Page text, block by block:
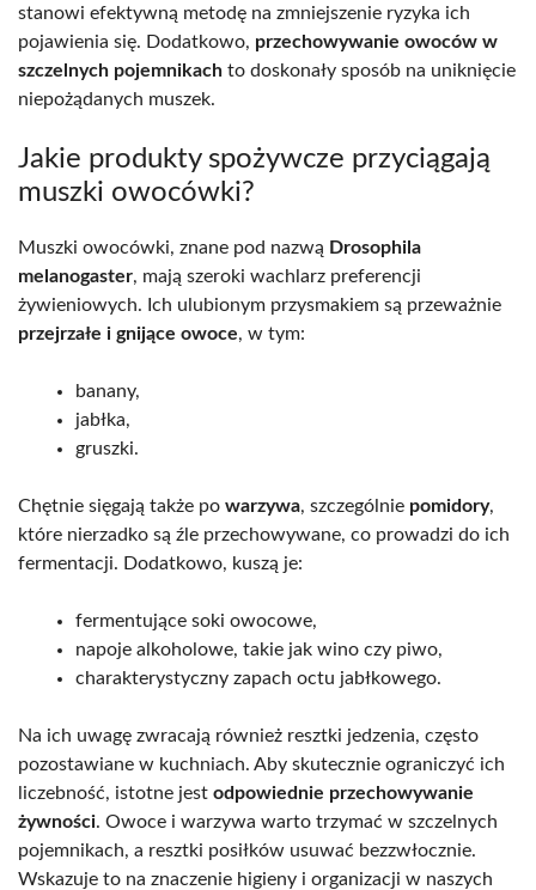
stanowi efektywną metodę na zmniejszenie ryzyka ich
pojawienia się. Dodatkowo, przechowywanie owoców w
szczelnych pojemnikach to doskonały sposób na uniknięcie
niepożądanych muszek.
Jakie produkty spożywcze przyciągają
muszki owocówki?
Muszki owocówki, znane pod nazwą Drosophila
melanogaster, mają szeroki wachlarz preferencji
żywieniowych. Ich ulubionym przysmakiem są przeważnie
przejrzałe i gnijące owoce, w tym:
banany,
jabłka,
gruszki.
Chętnie sięgają także po warzywa, szczególnie pomidory,
które nierzadko są źle przechowywane, co prowadzi do ich
fermentacji. Dodatkowo, kuszą je:
fermentujące soki owocowe,
napoje alkoholowe, takie jak wino czy piwo,
charakterystyczny zapach octu jabłkowego.
Na ich uwagę zwracają również resztki jedzenia, często
pozostawiane w kuchniach. Aby skutecznie ograniczyć ich
liczebność, istotne jest odpowiednie przechowywanie
żywności. Owoce i warzywa warto trzymać w szczelnych
pojemnikach, a resztki posiłków usuwać bezzwłocznie.
Wskazuje to na znaczenie higieny i organizacji w naszych